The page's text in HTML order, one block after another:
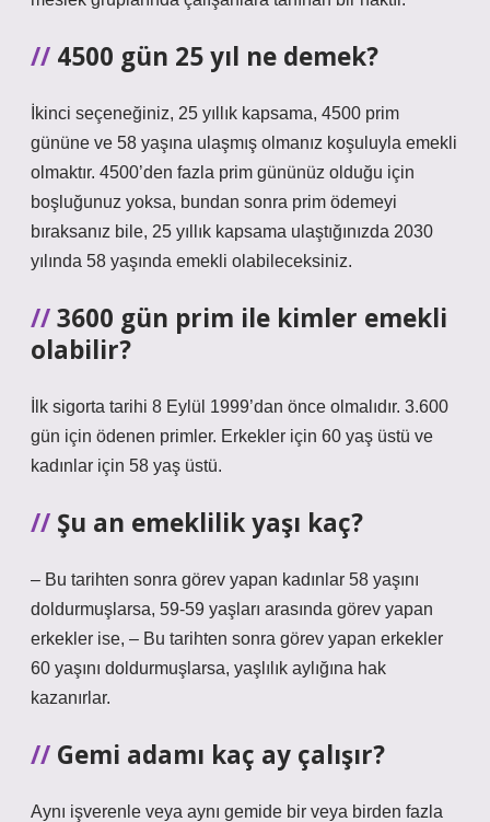
4500 gün 25 yıl ne demek?
İkinci seçeneğiniz, 25 yıllık kapsama, 4500 prim
gününe ve 58 yaşına ulaşmış olmanız koşuluyla emekli
olmaktır. 4500’den fazla prim gününüz olduğu için
boşluğunuz yoksa, bundan sonra prim ödemeyi
bıraksanız bile, 25 yıllık kapsama ulaştığınızda 2030
yılında 58 yaşında emekli olabileceksiniz.
3600 gün prim ile kimler emekli
olabilir?
İlk sigorta tarihi 8 Eylül 1999’dan önce olmalıdır. 3.600
gün için ödenen primler. Erkekler için 60 yaş üstü ve
kadınlar için 58 yaş üstü.
Şu an emeklilik yaşı kaç?
– Bu tarihten sonra görev yapan kadınlar 58 yaşını
doldurmuşlarsa, 59-59 yaşları arasında görev yapan
erkekler ise, – Bu tarihten sonra görev yapan erkekler
60 yaşını doldurmuşlarsa, yaşlılık aylığına hak
kazanırlar.
Gemi adamı kaç ay çalışır?
Aynı işverenle veya aynı gemide bir veya birden fazla